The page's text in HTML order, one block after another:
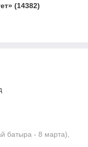
(14382)
батыра - 8 марта),